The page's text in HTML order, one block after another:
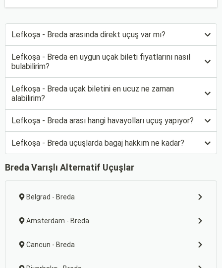
Lefkoşa - Breda arasında direkt uçuş var mı?
Lefkoşa - Breda en uygun uçak bileti fiyatlarını nasıl
bulabilirim?
Lefkoşa - Breda uçak biletini en ucuz ne zaman
alabilirim?
Lefkoşa - Breda arası hangi havayolları uçuş yapıyor?
Lefkoşa - Breda uçuşlarda bagaj hakkım ne kadar?
Breda Varışlı Alternatif Uçuşlar
Belgrad - Breda
Amsterdam - Breda
Cancun - Breda